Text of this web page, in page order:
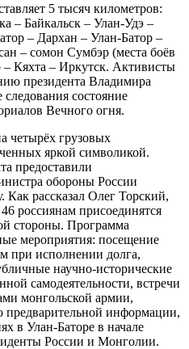
5 тысяч километров:
– Байкальск – Улан-Удэ –
– Дархан – Улан-Батор –
– сомон Сумбэр (места боёв
Кяхта – Иркутск. Активисты
президента Владимира
состояние
Вечного огня.
четырёх грузовых
яркой символикой.
предоставили
обороны России
рассказал Олег Торский,
россиянам присоединятся
стороны. Программа
мероприятия: посещение
при исполнении долга,
научно-исторические
самодеятельности, встречи
монгольской армии,
предварительной информации,
в Улан-Баторе в начале
России и Монголии.